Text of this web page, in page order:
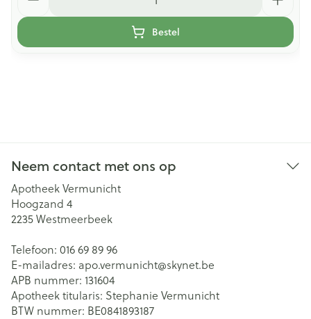
Bestel
Neem contact met ons op
Apotheek Vermunicht
Hoogzand 4
2235Westmeerbeek
Telefoon: 016 69 89 96
E-mailadres: apo.vermunicht@skynet.be
APB nummer: 131604
Apotheek titularis: Stephanie Vermunicht
BTW nummer: BE0841893187